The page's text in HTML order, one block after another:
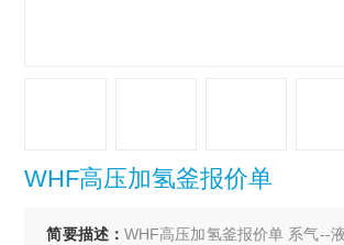
WHF高压加氢釜报价单
简要描述：WHF高压加氢釜报价单 系气--